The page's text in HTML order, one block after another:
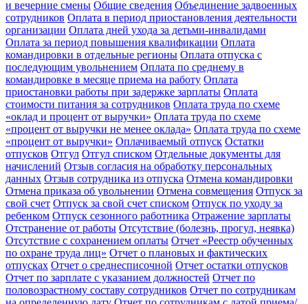
и вечерние смены Общие сведения Объединение задвоенных
сотрудников Оплата в период приостановления деятельности
организации Оплата дней ухода за детьми-инвалидами
Оплата за период повышения квалификации Оплата
командировки в отдельные регионы Оплата отпуска с
последующим увольнением Оплата по среднему в
командировке в месяце приема на работу Оплата
приостановки работы при задержке зарплаты Оплата
стоимости питания за сотрудников Оплата труда по схеме
«оклад и процент от выручки» Оплата труда по схеме
«процент от выручки не менее оклада» Оплата труда по схеме
«процент от выручки» Оплачиваемый отпуск Остатки
отпусков Отгул Отгул списком Отдельные документы для
начислений Отзыв согласия на обработку персональных
данных Отзыв сотрудника из отпуска Отмена командировки
Отмена приказа об увольнении Отмена совмещения Отпуск за
свой счет Отпуск за свой счет списком Отпуск по уходу за
ребенком Отпуск сезонного работника Отражение зарплаты
Отстранение от работы Отсутствие (болезнь, прогул, неявка)
Отсутствие с сохранением оплаты Отчет «Реестр обученных
по охране труда лиц» Отчет о плановых и фактических
отпусках Отчет о среднесписочной Отчет остатки отпусков
Отчет по зарплате с указанием должностей Отчет по
половозрастному составу сотрудников Отчет по сотрудникам